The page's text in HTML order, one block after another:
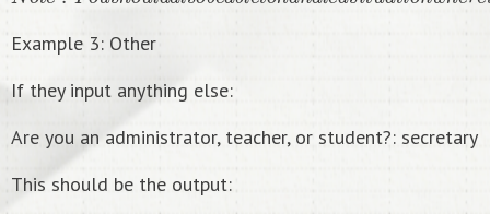
Example 3: Other
If they input anything else:
Are you an administrator, teacher, or student?: secretary
This should be the output: